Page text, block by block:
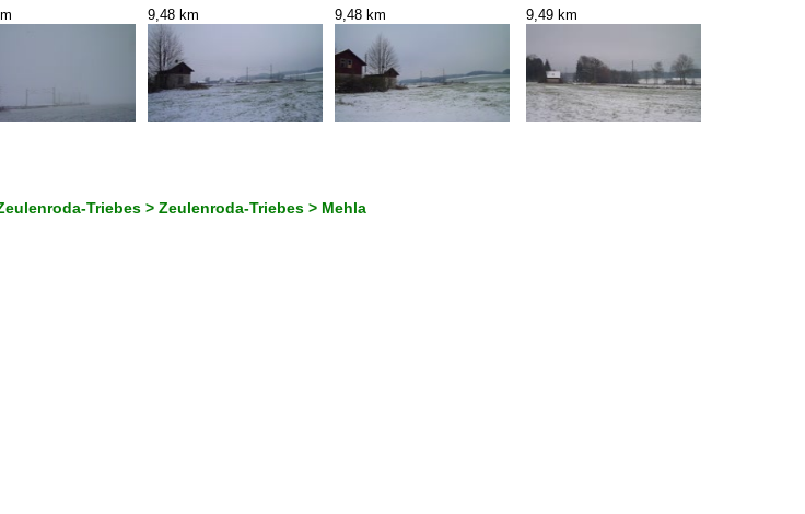
9,48 km 9,48 km 9,49 km
Triebes > Zeulenroda-Triebes > Mehla